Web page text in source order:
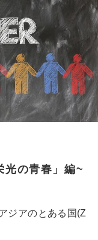
光の青春」編~
ジアのとある国(Z